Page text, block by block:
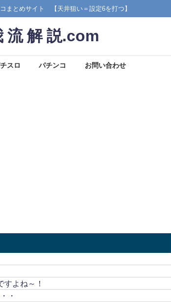
まとめサイト 【天井狙い＝設定6を打つ】
流 解 説.com
スロ パチンコ お問い合わせ
よね～！
・